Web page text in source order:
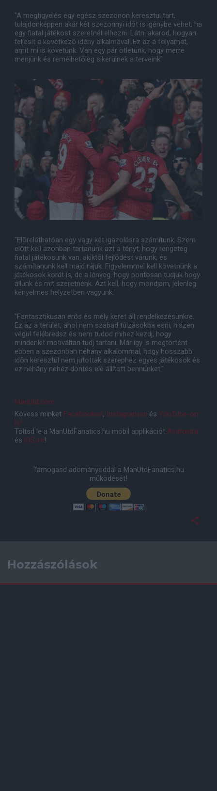
"A megfigyelés egy egész szezonon keresztül tart,
tulajdonképpen akár két szezonnyi idõt is igénybe vehet, ha
egy fiatal játékost szeretnél elhozni. Látni akarod, hogyan
teljesít a következõ idény alkalmával. Ez az a folyamat,
amit mi is követünk. Van egy pár ötletünk, hogy merre
menjünk és remélhetõleg sikerülnek a terveink"
"Elõreláthatóan egy vagy két igazolásra számítunk. Szem
elõtt kell azonban tartanunk azt a tényt, hogy rengeteg
fiatal játékosunk van, akiktõl fejlõdést várunk, és
számítanunk kell majd rájuk. Figyelemmel kell követnünk a
játékosok korát is, de a lényeg, hogy pontosan tudjuk hogy
állunk és mit szeretnénk. Azt kell, hogy mondjam, jelenleg
kényelmes helyzetben vagyunk."
"Fantasztikusan erõs és mély keret áll rendelkezésünkre.
Ez az a terület, ahol nem szabad túlzásokba esni, hiszen
végül felébredsz és nem tudod mihez kezdj, hogy
mindenkit motiváltan tudj tartani. Már így is megtörtént
ebben a szezonban néhány alkalommal, hogy hosszabb
idõn keresztül nem jutottak szerephez egyes játékosok és
ez néhány nehéz döntés elé állított bennünket."
ManUtd.com
Kövess minket Facebookon, Instagramon és YouTube-on
is!
Töltsd le a ManUtdFanatics.hu mobil applikációt Androidra
és iOS-re!
Támogasd adományoddal a ManUtdFanatics.hu
működését!
Hozzászólások